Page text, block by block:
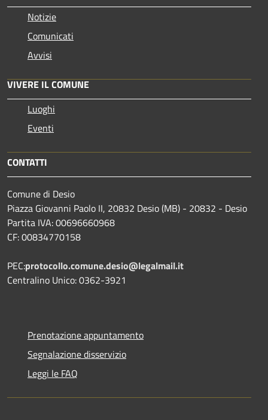
Notizie
Comunicati
Avvisi
VIVERE IL COMUNE
Luoghi
Eventi
CONTATTI
Comune di Desio
Piazza Giovanni Paolo II, 20832 Desio (MB) - 20832 - Desio
Partita IVA: 00696660968
CF: 00834770158
PEC:protocollo.comune.desio@legalmail.it
Centralino Unico: 0362-3921
Prenotazione appuntamento
Segnalazione disservizio
Leggi le FAQ